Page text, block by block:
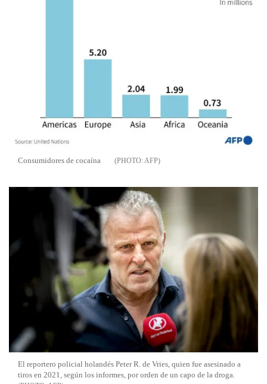
Consumidores de cocaína AFP
El reportero policial holandés Peter R. de Vries, quien fue asesinado a
tiros en 2021, según los informes, por orden de un capo de la droga.